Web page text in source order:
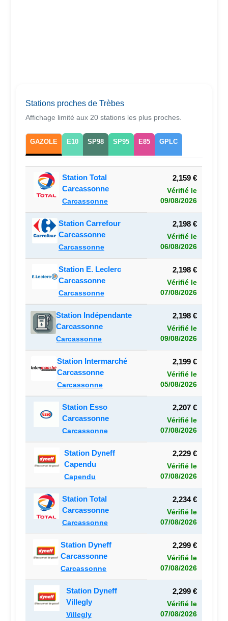
Stations proches de Trèbes
Affichage limité aux 20 stations les plus proches.
GAZOLE E10 SP98 SP95 E85 GPLC
Station Total
Carcassonne
Carcassonne
2,159 €
Vérifié le
09/08/2026
Station Carrefour
Carcassonne
Carcassonne
2,198 €
Vérifié le
06/08/2026
Station E. Leclerc
Carcassonne
Carcassonne
2,198 €
Vérifié le
07/08/2026
Station Indépendante
Carcassonne
Carcassonne
2,198 €
Vérifié le
09/08/2026
Station Intermarché
Carcassonne
Carcassonne
2,199 €
Vérifié le
05/08/2026
Station Esso
Carcassonne
Carcassonne
2,207 €
Vérifié le
07/08/2026
Station Dyneff
Capendu
Capendu
2,229 €
Vérifié le
07/08/2026
Station Total
Carcassonne
Carcassonne
2,234 €
Vérifié le
07/08/2026
Station Dyneff
Carcassonne
Carcassonne
2,299 €
Vérifié le
07/08/2026
Station Dyneff
Villegly
Villegly
2,299 €
Vérifié le
07/08/2026